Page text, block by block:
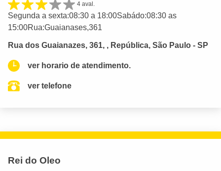
4 aval.
Segunda a sexta:08:30 a 18:00Sabádo:08:30 as
15:00Rua:Guaianases,361
Rua dos Guaianazes, 361, , República, São Paulo - SP
ver horario de atendimento.
ver telefone
Rei do Oleo